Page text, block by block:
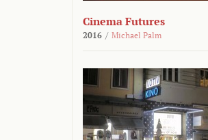
Cinema Futures
2016 / Michael Palm